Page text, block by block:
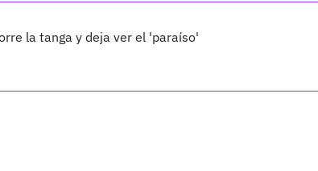
la tanga y deja ver el 'paraíso'